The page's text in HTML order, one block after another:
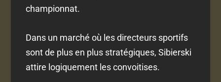
championnat.
Dans un marché où les directeurs sportifs
sont de plus en plus stratégiques, Sibierski
attire logiquement les convoitises.